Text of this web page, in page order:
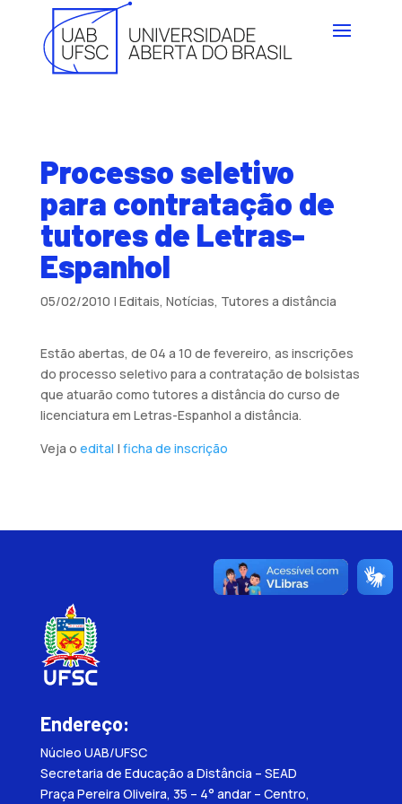
Processo seletivo
para contratação de
tutores de Letras-
Espanhol
05/02/2010 | Editais, Notícias, Tutores a distância
Estão abertas, de 04 a 10 de fevereiro, as inscrições
do processo seletivo para a contratação de bolsistas
que atuarão como tutores a distância do curso de
licenciatura em Letras-Espanhol a distância.
Veja o edital | ficha de inscrição
Endereço:
Núcleo UAB/UFSC
Secretaria de Educação a Distância – SEAD
Praça Pereira Oliveira, 35 – 4° andar – Centro,